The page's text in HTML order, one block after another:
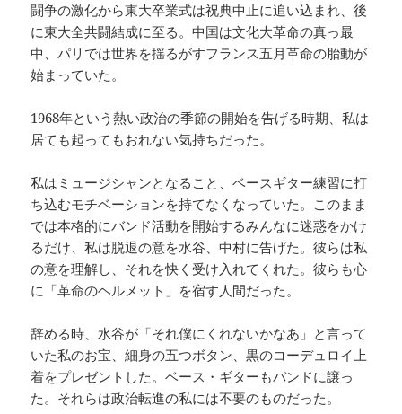
闘争の激化から東大卒業式は祝典中止に追い込まれ、後
に東大全共闘結成に至る。中国は文化大革命の真っ最
中、パリでは世界を揺るがすフランス五月革命の胎動が
始まっていた。
1968年という熱い政治の季節の開始を告げる時期、私は
居ても起ってもおれない気持ちだった。
私はミュージシャンとなること、ベースギター練習に打
ち込むモチベーションを持てなくなっていた。このまま
では本格的にバンド活動を開始するみんなに迷惑をかけ
るだけ、私は脱退の意を水谷、中村に告げた。彼らは私
の意を理解し、それを快く受け入れてくれた。彼らも心
に「革命のヘルメット」を宿す人間だった。
辞める時、水谷が「それ僕にくれないかなあ」と言って
いた私のお宝、細身の五つボタン、黒のコーデュロイ上
着をプレゼントした。ベース・ギターもバンドに譲っ
た。それらは政治転進の私には不要のものだった。